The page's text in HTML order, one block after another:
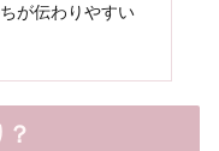
が伝わりやすい